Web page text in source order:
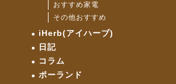
おすすめ家電
その他おすすめ
iHerb(アイハーブ)
日記
コラム
ポーランド